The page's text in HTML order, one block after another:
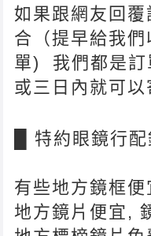
如果跟網友回
合（提早給我
單) 我們都是訂
或三日內就可以
█ 特約眼鏡行
有些地方鏡框
地方鏡片便宜,